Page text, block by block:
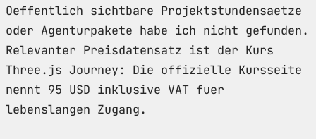
Oeffentlich sichtbare Projektstundensaetze
oder Agenturpakete habe ich nicht gefunden.
Relevanter Preisdatensatz ist der Kurs
Three.js Journey: Die offizielle Kursseite
nennt 95 USD inklusive VAT fuer
lebenslangen Zugang.